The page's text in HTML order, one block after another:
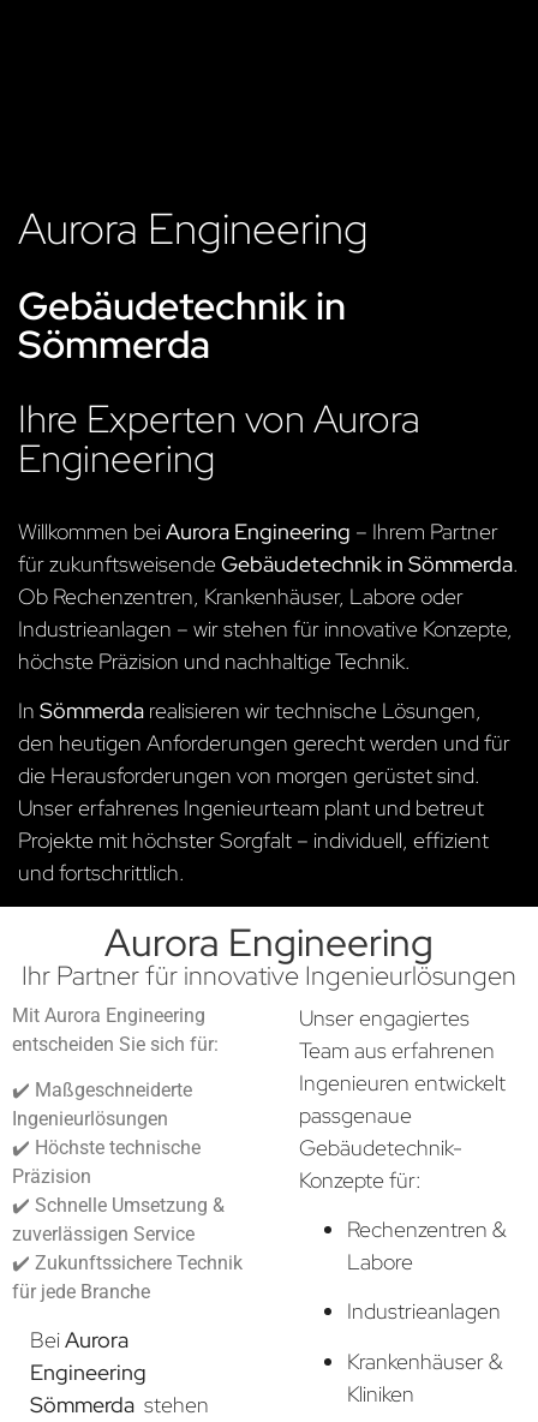
Aurora Engineering
Gebäudetechnik in
Sömmerda
Ihre Experten von Aurora
Engineering
Willkommen beiAurora Engineering – Ihrem Partner
für zukunftsweisendeGebäudetechnik in Sömmerda.
Ob Rechenzentren, Krankenhäuser, Labore oder
Industrieanlagen – wir stehen für innovative Konzepte,
höchste Präzision und nachhaltige Technik.
In Sömmerda realisieren wir technische Lösungen,
den heutigen Anforderungen gerecht werden und für
die Herausforderungen von morgen gerüstet sind.
Unser erfahrenes Ingenieurteam plant und betreut
Projekte mit höchster Sorgfalt – individuell, effizient
und fortschrittlich.
Aurora Engineering
Ihr Partner für innovative Ingenieurlösungen
Mit Aurora Engineering
entscheiden Sie sich für:
✔️ Maßgeschneiderte
Ingenieurlösungen
✔️ Höchste technische
Präzision
✔️ Schnelle Umsetzung &
zuverlässigen Service
✔️ Zukunftssichere Technik
für jede Branche
BeiAurora
Engineering
Sömmerda stehen
Unser engagiertes
Team aus erfahrenen
Ingenieuren entwickelt
passgenaue
Gebäudetechnik-
Konzepte für:
Rechenzentren &
Labore
Industrieanlagen
Krankenhäuser &
Kliniken